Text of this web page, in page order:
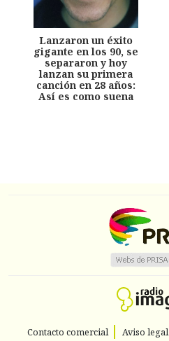
Lanzaron un éxito
gigante en los 90, se
separaron y hoy
lanzan su primera
canción en 28 años:
Así es como suena
Contacto comercial Aviso legal